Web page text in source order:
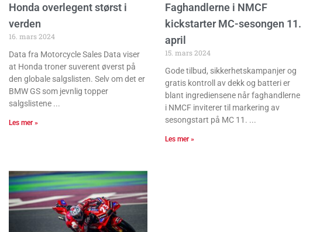
Honda overlegent størst i
verden
16. mars 2024
Data fra Motorcycle Sales Data viser
at Honda troner suverent øverst på
den globale salgslisten. Selv om det er
BMW GS som jevnlig topper
salgslistene
Les mer »
Faghandlerne i NMCF
kickstarter MC-sesongen 11.
april
15. mars 2024
Gode tilbud, sikkerhetskampanjer og
gratis kontroll av dekk og batteri er
blant ingrediensene når faghandlerne
i NMCF inviterer til markering av
sesongstart på MC 11.
Les mer »